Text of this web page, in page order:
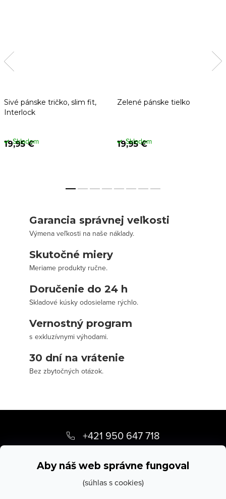
Aby náš web správne fungoval
(súhlas s cookies)
Sivé pánske tričko, slim fit,
Interlock
19,95 €
Skladom
Zelené pánske tielko
19,95 €
Skladom
Garancia správnej veľkosti
Výmena veľkosti na naše náklady.
Skutočné miery
Meriame produkty ručne.
Doručenie do 24 h
Skladové kúsky odosielame rýchlo.
Vernostný program
s exkluzívnymi výhodami.
30 dní na vrátenie
Bez zbytočných otázok.
p
+421 950 647 718